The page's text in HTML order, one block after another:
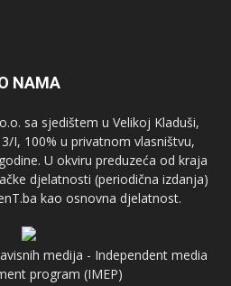
NAMA
sa sjedištem u Velikoj Kladuši,
I, 100% u privatnom vlasništvu,
U okviru preduzeća od kraja
djelatnosti (periodična izdanja)
kao osnovna djelatnost.
medija - Independent media
program (IMEP)